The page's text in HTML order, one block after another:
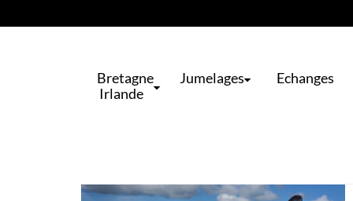
Bretagne
Irlande
Jumelages Echanges